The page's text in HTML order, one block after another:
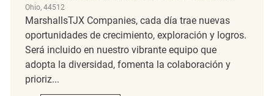
Ohio, 44512
MarshallsTJX Companies, cada día trae nuevas
oportunidades de crecimiento, exploración y logros.
Será incluido en nuestro vibrante equipo que
adopta la diversidad, fomenta la colaboración y
prioriz...